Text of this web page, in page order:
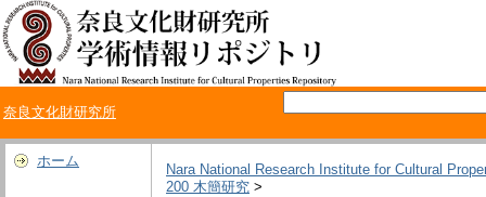
奈良文化財研究所
ホーム
Nara National Research Institute for Cultural
200 木簡研究 >